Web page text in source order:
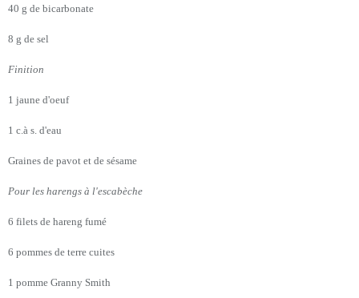
40 g de bicarbonate
8 g de sel
Finition
1 jaune d'oeuf
1 c.à s. d'eau
Graines de pavot et de sésame
Pour les harengs à l'escabèche
6 filets de hareng fumé
6 pommes de terre cuites
1 pomme Granny Smith